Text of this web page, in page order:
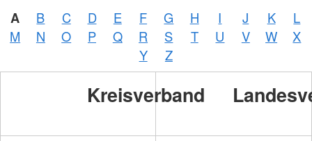
A B C D E F G H I J K
L
M
N O P Q R S T U V W
X
Y
Z
Kreisverband